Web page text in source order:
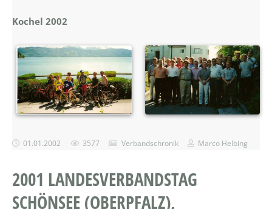
Kochel 2002
01.01.2002 3577 Verbandschronik Marco Helbing
2001 LANDESVERBANDSTAG
SCHÖNSEE (OBERPFALZ),